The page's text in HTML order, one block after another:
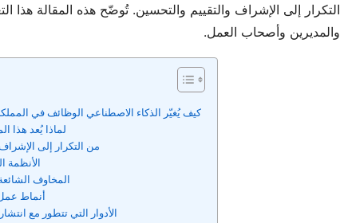
التكرار إلى الإشراف والتقييم والتحسين. تُوضّح هذه المقالة
والمديرين وأصحاب العمل.
كيف يُغيّر الذكاء الاصطناعي الوظائف في
لماذا يُعد هذا
من التكرار إلى
الأنظمة
المخاوف
أنماط
الأدوار التي تتطور مع